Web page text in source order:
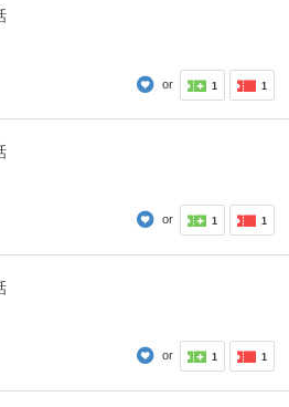
or 1 1
or 1 1
or 1 1